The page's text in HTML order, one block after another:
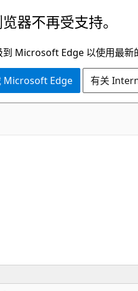
器不再受支持。
到 Microsoft Edge 以使用最新
Microsoft Edge 有关